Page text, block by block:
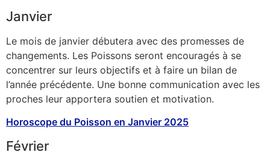
Janvier
Le mois de janvier débutera avec des promesses de
changements. Les Poissons seront encouragés à se
concentrer sur leurs objectifs et à faire un bilan de
l’année précédente. Une bonne communication avec les
proches leur apportera soutien et motivation.
Horoscope du Poisson en Janvier 2025
Février